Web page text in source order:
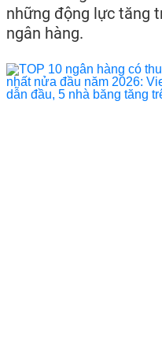
những động lực tăng
ngân hàng.